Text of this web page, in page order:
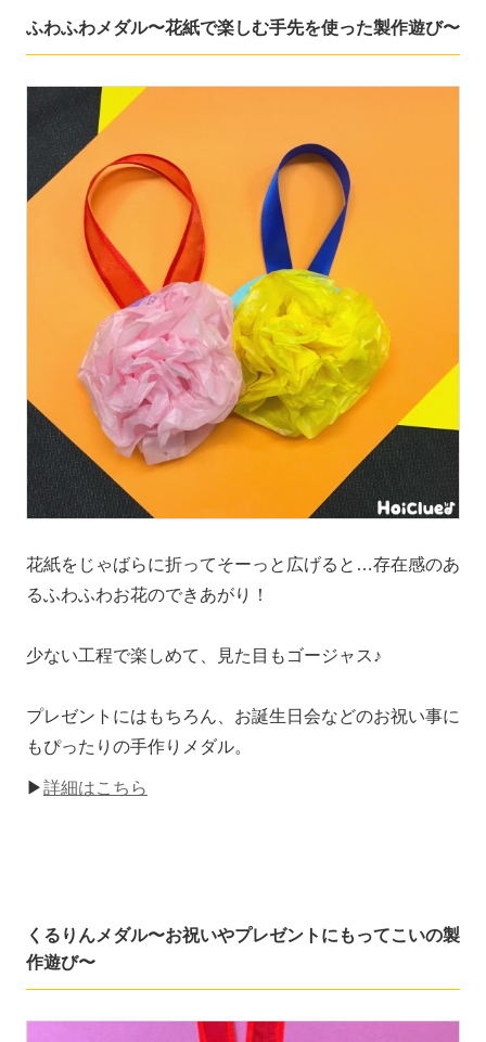
ふわふわメダル〜花紙で楽しむ手先を使った製作遊び〜
花紙をじゃばらに折ってそーっと広げると…存在感のあ
るふわふわお花のできあがり！
少ない工程で楽しめて、見た目もゴージャス♪
プレゼントにはもちろん、お誕生日会などのお祝い事に
もぴったりの手作りメダル。
▶詳細はこちら
くるりんメダル〜お祝いやプレゼントにもってこいの製
作遊び〜